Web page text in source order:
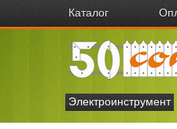
Каталог
Электроинструмент